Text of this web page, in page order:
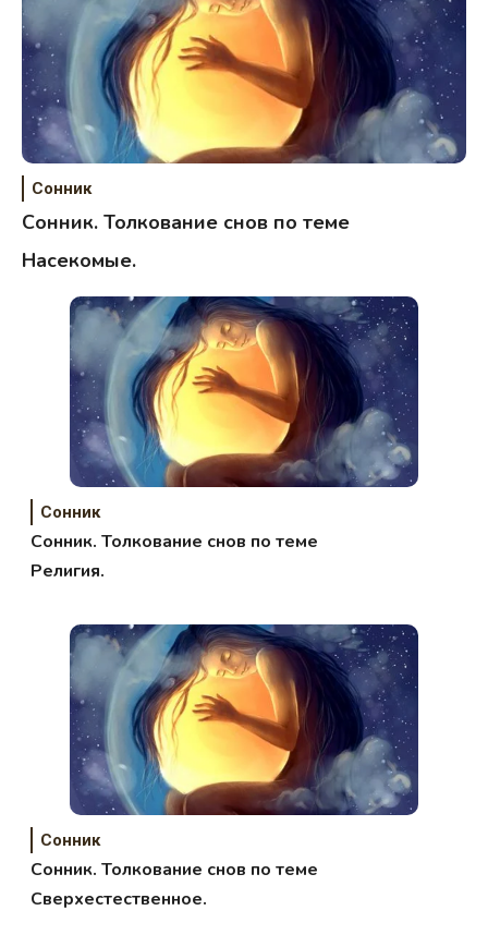
Сонник
Сонник. Толкование снов по теме
Насекомые.
Сонник
Сонник. Толкование снов по теме
Религия.
Сонник
Сонник. Толкование снов по теме
Сверхестественное.